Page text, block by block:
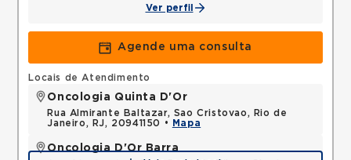
Ver perfil
Agende uma consulta
Locais de Atendimento
Oncologia Quinta D'Or
Rua Almirante Baltazar, Sao Cristovao, Rio de
Janeiro, RJ, 20941150 •
Mapa
Oncologia D'Or Barra